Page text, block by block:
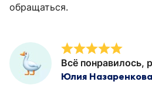
обращаться.
Всё понравилось,
Юлия Назаренкова